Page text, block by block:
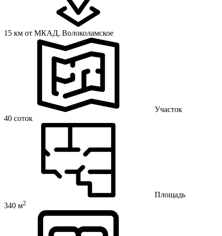
15 км от МКАД, Волоколамское
Участок
40 соток
Площадь
340 м2